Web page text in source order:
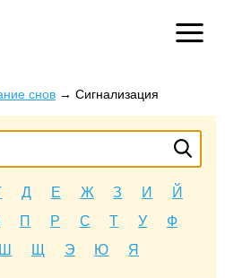
снов → Сигнализация
Д Е Ж З И
Й
П Р С Т У
Ф
Ш Щ Э Ю Я